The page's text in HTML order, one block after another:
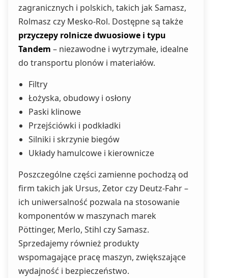
zagranicznych i polskich, takich jak Samasz,
Rolmasz czy Mesko-Rol. Dostępne są także
przyczepy rolnicze dwuosiowe i typu
Tandem – niezawodne i wytrzymałe, idealne
do transportu plonów i materiałów.
Filtry
Łożyska, obudowy i osłony
Paski klinowe
Przejściówki i podkładki
Silniki i skrzynie biegów
Układy hamulcowe i kierownicze
Poszczególne części zamienne pochodzą od
firm takich jak Ursus, Zetor czy Deutz-Fahr –
ich uniwersalność pozwala na stosowanie
komponentów w maszynach marek
Pöttinger, Merlo, Stihl czy Samasz.
Sprzedajemy również produkty
wspomagające pracę maszyn, zwiększające
wydajność i bezpieczeństwo.